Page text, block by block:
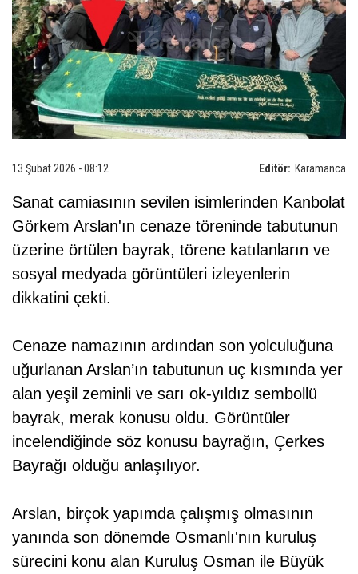
Editör: Karamanca
13 Şubat 2026 - 08:12
Sanat camiasının sevilen isimlerinden Kanbolat
Görkem Arslan'ın cenaze töreninde tabutunun
üzerine örtülen bayrak, törene katılanların ve
sosyal medyada görüntüleri izleyenlerin
dikkatini çekti.
Cenaze namazının ardından son yolculuğuna
uğurlanan Arslan’ın tabutunun uç kısmında yer
alan yeşil zeminli ve sarı ok-yıldız sembollü
bayrak, merak konusu oldu. Görüntüler
incelendiğinde söz konusu bayrağın, Çerkes
Bayrağı olduğu anlaşılıyor.
Arslan, birçok yapımda çalışmış olmasının
yanında son dönemde Osmanlı'nın kuruluş
sürecini konu alan Kuruluş Osman ile Büyük